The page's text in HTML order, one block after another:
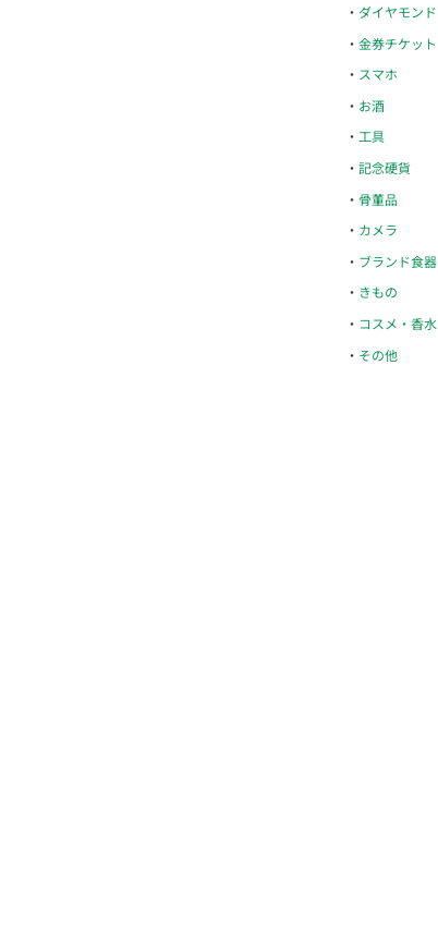
ダイヤモンド
金券チケット
スマホ
お酒
工具
記念硬貨
骨董品
カメラ
ブランド食器
きもの
コスメ・香水
その他